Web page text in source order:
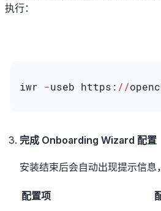
执行：
iwr -useb https: //
完成 Onboarding Wizard 配置
安装结束后会自动出现提示信息
配置项